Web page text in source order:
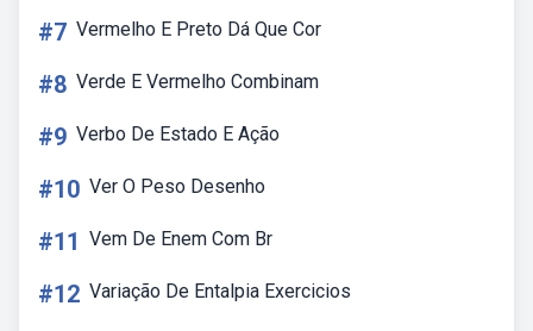
#7 Vermelho E Preto Dá Que Cor
#8 Verde E Vermelho Combinam
#9 Verbo De Estado E Ação
#10 Ver O Peso Desenho
#11 Vem De Enem Com Br
#12 Variação De Entalpia Exercicios